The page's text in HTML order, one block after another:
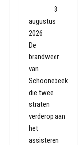
8
augustus
2026
De
brandweer
van
Schoonebeek
die twee
straten
verderop aan
het
assisteren